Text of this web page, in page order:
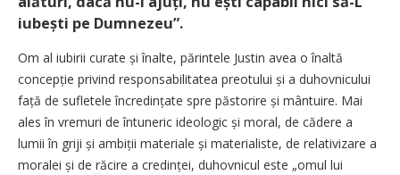
iubești pe Dumnezeu”.
Om al iubirii curate și înalte, părintele Justin avea o înaltă
concepție privind res­ponsabilitatea preotului și a duhovnicului
față de sufletele încre­dințate spre păstorire și mântuire. Mai
ales în vremuri de întuneric ideologic și moral, de cădere a
lumii în griji și ambiții materiale și materialiste, de relativizare a
moralei și de răcire a credinței, duhovnicul este „omul lui